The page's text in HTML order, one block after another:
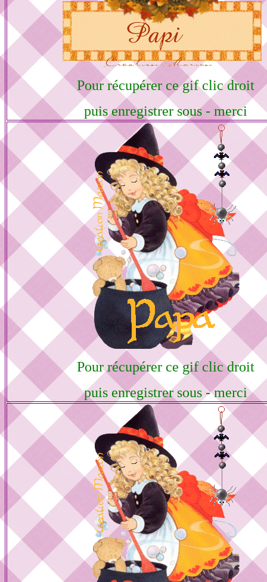
Pour récupérer ce gif clic droit
puis enregistrer sous - merci
Pour récupérer ce gif clic droit
puis enregistrer sous - merci